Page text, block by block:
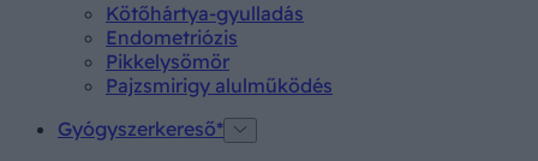
Kötőhártya-gyulladás
Endometriózis
Pikkelysömör
Pajzsmirigy alulműködés
Gyógyszerkereső*